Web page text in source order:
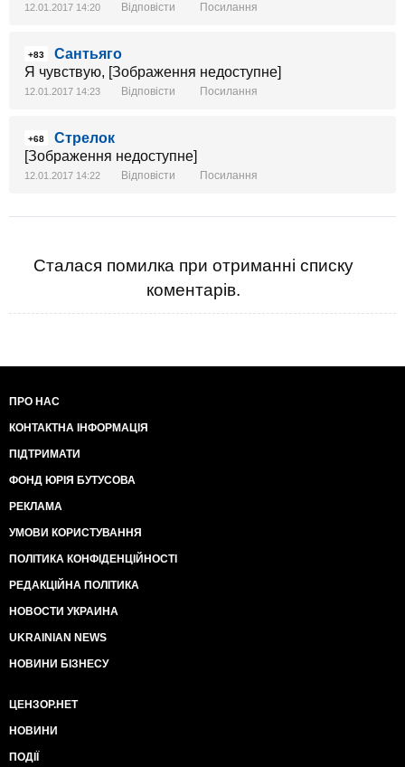
12.01.2017 14:20 Відповісти Посилання
+83
Сантьяго
Я чувствую, [Зображення недоступне]
12.01.2017 14:23 Відповісти Посилання
+68
Стрелок
[Зображення недоступне]
12.01.2017 14:22 Відповісти Посилання
Сталася помилка при отриманні списку
коментарів.
ПРО НАС
КОНТАКТНА ІНФОРМАЦІЯ
ПІДТРИМАТИ
ФОНД ЮРІЯ БУТУСОВА
РЕКЛАМА
УМОВИ КОРИСТУВАННЯ
ПОЛІТИКА КОНФІДЕНЦІЙНОСТІ
РЕДАКЦІЙНА ПОЛІТИКА
НОВОСТИ УКРАИНА
UKRAINIAN NEWS
НОВИНИ БІЗНЕСУ
ЦЕНЗОР.НЕТ
НОВИНИ
ПОДІЇ